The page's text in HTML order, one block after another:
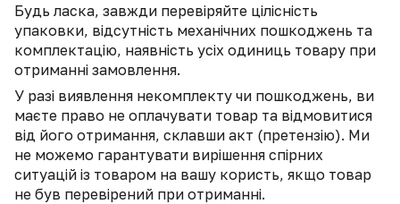
Будь ласка, завжди перевіряйте цілісність
упаковки, відсутність механічних пошкоджень та
комплектацію, наявність усіх одиниць товару при
отриманні замовлення.
У разі виявлення некомплекту чи пошкоджень, ви
маєте право не оплачувати товар та відмовитися
від його отримання, склавши акт (претензію). Ми
не можемо гарантувати вирішення спірних
ситуацій із товаром на вашу користь, якщо товар
не був перевірений при отриманні.